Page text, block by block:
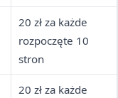
20 zł za każde
rozpoczęte 10
stron
20 zł za każde